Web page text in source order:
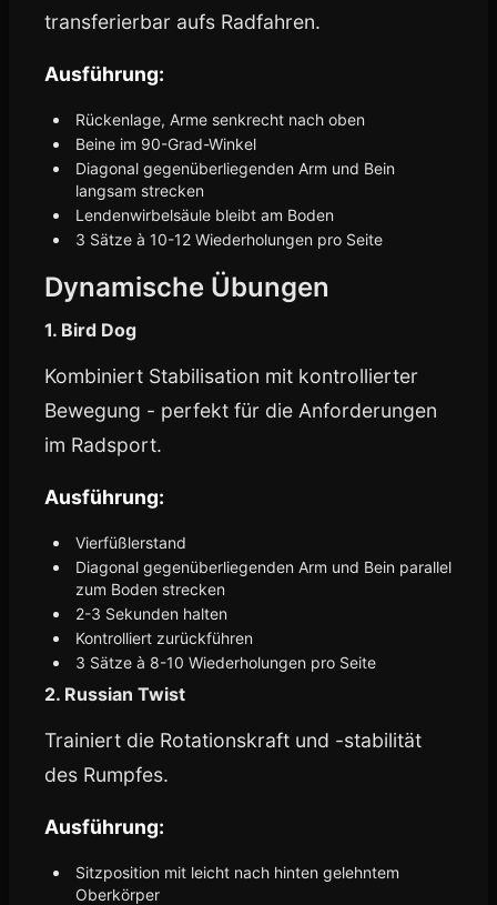
transferierbar aufs Radfahren.
Ausführung:
Rückenlage, Arme senkrecht nach oben
Beine im 90-Grad-Winkel
Diagonal gegenüberliegenden Arm und Bein
langsam strecken
Lendenwirbelsäule bleibt am Boden
3 Sätze à 10-12 Wiederholungen pro Seite
Dynamische Übungen
1. Bird Dog
Kombiniert Stabilisation mit kontrollierter
Bewegung - perfekt für die Anforderungen
im Radsport.
Ausführung:
Vierfüßlerstand
Diagonal gegenüberliegenden Arm und Bein parallel
zum Boden strecken
2-3 Sekunden halten
Kontrolliert zurückführen
3 Sätze à 8-10 Wiederholungen pro Seite
2. Russian Twist
Trainiert die Rotationskraft und -stabilität
des Rumpfes.
Ausführung:
Sitzposition mit leicht nach hinten gelehntem
Oberkörper